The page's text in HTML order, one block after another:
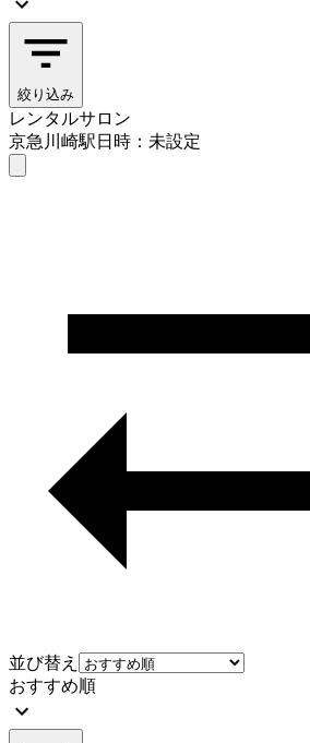
絞り込み
レンタルサロン
京急川崎駅日時：未設定
並び替え
おすすめ順